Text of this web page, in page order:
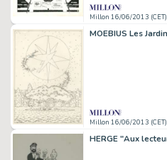
Millon 16/06/2013 (CET)
Millon 16/06/2013 (CET)